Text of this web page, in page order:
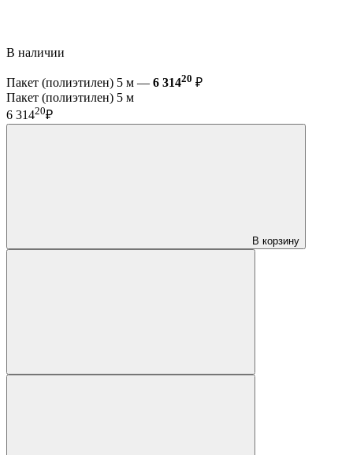
В наличии
Пакет (полиэтилен) 5 м — 6 31420 ₽
Пакет (полиэтилен) 5 м
6 31420₽
В корзину